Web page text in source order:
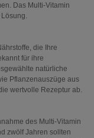
Das Multi-Vitamin
die Ihre
für ihre
natürliche
Pflanzenauszüge aus
wertvolle Rezeptur ab.
des Multi-Vitamin
zwölf Jahren sollten